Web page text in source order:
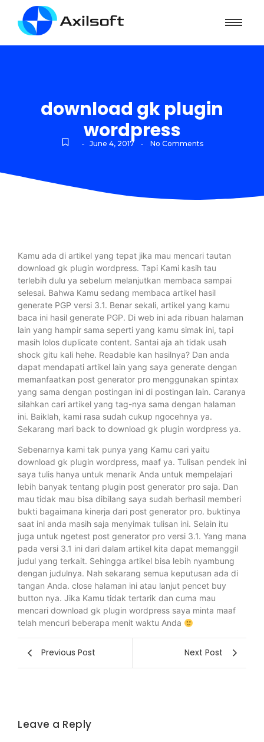
download gk plugin
wordpress
- June 4, 2017 - No Comments
Kamu ada di artikel yang tepat jika mau mencari tautan
download gk plugin wordpress. Tapi Kami kasih tau
terlebih dulu ya sebelum melanjutkan membaca sampai
selesai. Bahwa Kamu sedang membaca artikel hasil
generate PGP versi 3.1. Benar sekali, artikel yang kamu
baca ini hasil generate PGP. Di web ini ada ribuan halaman
lain yang hampir sama seperti yang kamu simak ini, tapi
masih lolos duplicate content. Santai aja ah tidak usah
shock gitu kali hehe. Readable kan hasilnya? Dan anda
dapat mendapati artikel lain yang saya generate dengan
memanfaatkan post generator pro menggunakan spintax
yang sama dengan postingan ini di postingan lain. Caranya
silahkan cari artikel yang tag-nya sama dengan halaman
ini. Baiklah, kami rasa sudah cukup ngocehnya ya.
Sekarang mari back to download gk plugin wordpress ya.
Sebenarnya kami tak punya yang Kamu cari yaitu
download gk plugin wordpress, maaf ya. Tulisan pendek ini
saya tulis hanya untuk menarik Anda untuk mempelajari
lebih banyak tentang plugin post generator pro saja. Dan
mau tidak mau bisa dibilang saya sudah berhasil memberi
bukti bagaimana kinerja dari post generator pro. buktinya
saat ini anda masih saja menyimak tulisan ini. Selain itu
juga untuk ngetest post generator pro versi 3.1. Yang mana
pada versi 3.1 ini dari dalam artikel kita dapat memanggil
judul yang terkait. Sehingga artikel bisa lebih nyambung
dengan judulnya. Nah sekarang semua keputusan ada di
tangan Anda. close halaman ini atau lanjut pencet buy
button nya. Jika Kamu tidak tertarik dan cuma mau
mencari download gk plugin wordpress saya minta maaf
telah mencuri beberapa menit waktu Anda
Previous Post Next Post
Leave a Reply